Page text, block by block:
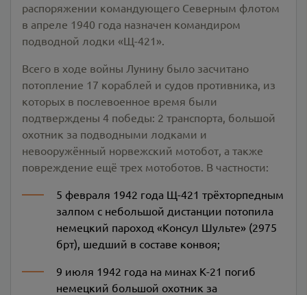
распоряжении командующего Северным флотом
в апреле 1940 года назначен командиром
подводной лодки «Щ-421».
Всего в ходе войны Лунину было засчитано
потопление 17 кораблей и судов противника, из
которых в послевоенное время были
подтверждены 4 победы: 2 транспорта, большой
охотник за подводными лодками и
невооружённый норвежский мотобот, а также
повреждение ещё трех мотоботов. В частности:
5 февраля 1942 года Щ-421 трёхторпедным
залпом с небольшой дистанции потопила
немецкий пароход «Консул Шульте» (2975
брт), шедший в составе конвоя;
9 июля 1942 года на минах К-21 погиб
немецкий большой охотник за